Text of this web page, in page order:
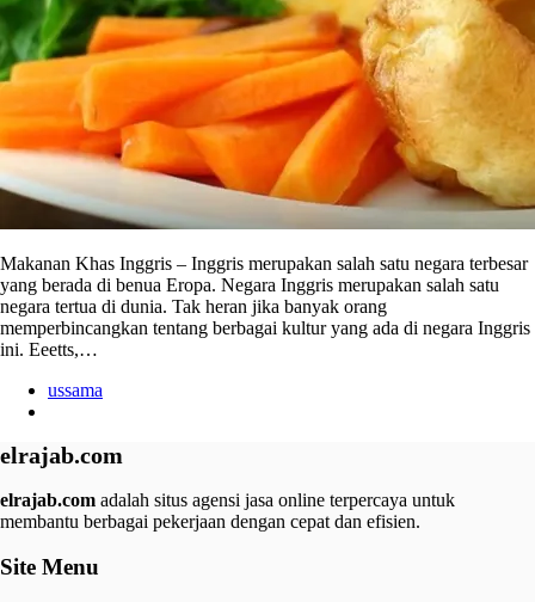
Makanan Khas Inggris – Inggris merupakan salah satu negara terbesar
yang berada di benua Eropa. Negara Inggris merupakan salah satu
negara tertua di dunia. Tak heran jika banyak orang
memperbincangkan tentang berbagai kultur yang ada di negara Inggris
ini. Eeetts,…
ussama
elrajab.com
elrajab.com adalah situs agensi jasa online terpercaya untuk
membantu berbagai pekerjaan dengan cepat dan efisien.
Site Menu